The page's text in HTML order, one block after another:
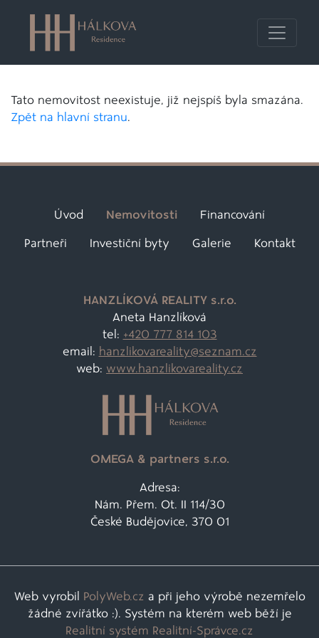
Tato nemovitost neexistuje, již nejspíš byla smazána.
Zpět na hlavní stranu.
Úvod Nemovitosti Financování
Partneři Investiční byty Galerie Kontakt
HANZLÍKOVÁ REALITY s.r.o.
Aneta Hanzlíková
tel: +420 777 814 103
email: hanzlikovareality@seznam.cz
web: www.hanzlikovareality.cz
OMEGA & partners s.r.o.
Adresa:
Nám. Přem. Ot. II 114/30
České Budějovice, 370 01
Web vyrobil PolyWeb.cz a při jeho výrobě nezemřelo
žádné zvířátko :). Systém na kterém web běží je
Realitní systém Realitní-Správce.cz